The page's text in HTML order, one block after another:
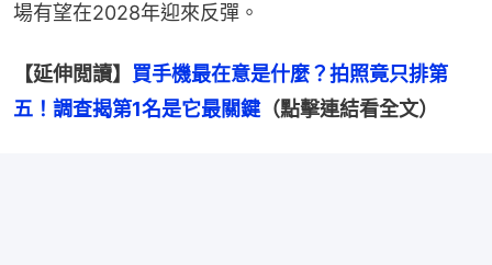
場有望在2028年迎來反彈。
【延伸閲讀】 買手機最在意是什麼？拍照竟只排第
五！調查揭第1名是它最關鍵（點擊連結看全文）